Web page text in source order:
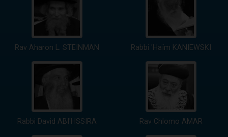
Rav Aharon L. STEINMAN Rabbi 'Haïm KANIEWSKI
Rabbi David ABI'HSSIRA Rav Chlomo AMAR